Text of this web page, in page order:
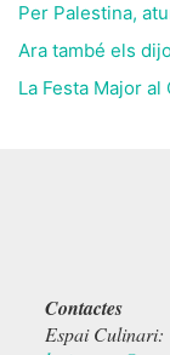
Per Palestina,
Ara també els
La Festa Major al
Contactes
Espai Culinari: